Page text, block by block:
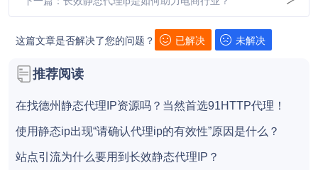
这篇文章是否解决了您的问题？ 已解决 未解决
推荐阅读
在找德州静态代理IP资源吗？当然首选91HTTP代理！
使用静态ip出现“请确认代理ip的有效性”原因是什么？
站点引流为什么要用到长效静态代理IP？